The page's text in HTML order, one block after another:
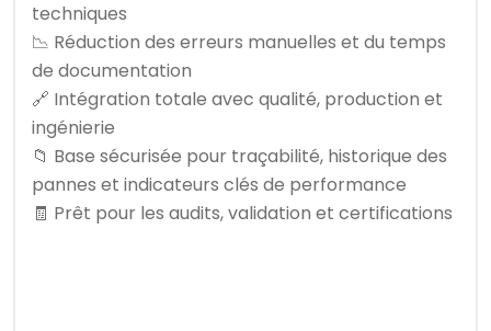
techniques
📉 Réduction des erreurs manuelles et du temps
de documentation
🔗 Intégration totale avec qualité, production et
ingénierie
📁 Base sécurisée pour traçabilité, historique des
pannes et indicateurs clés de performance
🧾 Prêt pour les audits, validation et certifications